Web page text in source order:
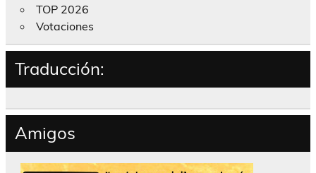
TOP 2026
Votaciones
Traducción:
Amigos